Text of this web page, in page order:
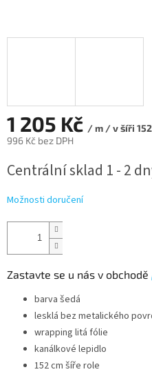
1 205 Kč / m / v šíři
996 Kč bez DPH
cena:
Centrální sklad 1 - 2
Možnosti doručení
Zastavte se u nás v obchodě
barva šedá
lesklá bez metalického
wrapping litá fólie
kanálkové lepidlo
152 cm šíře role